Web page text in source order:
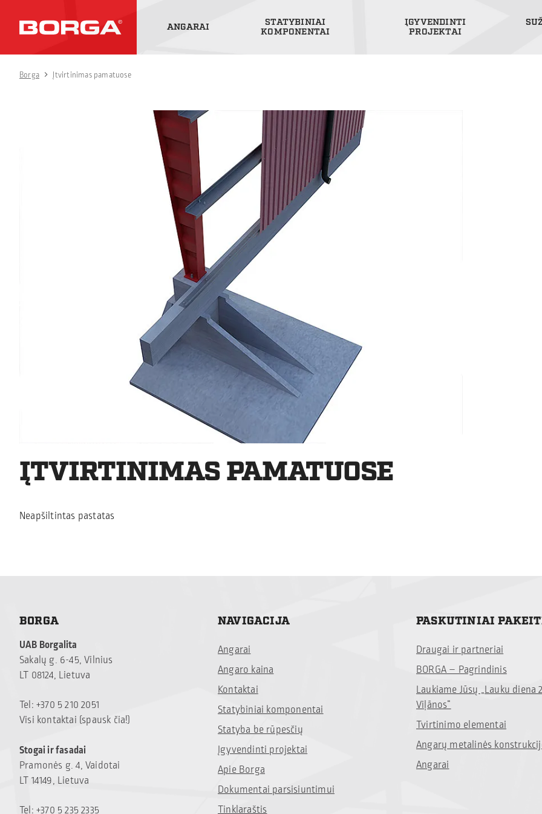
ANGARAI
STATYBINIAI
KOMPONENTAI
ĮGYVENDINTI
PROJEKTAI
Borga Įtvirtinimas pamatuose
ĮTVIRTINIMAS PAMATUOSE
Neapšiltintas pastatas
BORGA
UAB Borgalita
Sakalų g. 6-45, Vilnius
LT 08124, Lietuva
Tel: +370 5 210 2051
Visi kontaktai (spausk čia!)
Stogai ir fasadai
Pramonės g. 4, Vaidotai
LT 14149, Lietuva
Tel: +370 5 235 2335
NAVIGACIJA
Angarai
Angaro kaina
Kontaktai
Statybiniai komponentai
Statyba be rūpesčių
Įgyvendinti projektai
Apie Borga
Dokumentai parsisiuntimui
Tinklaraštis
PASKUTINIAI
Draugai ir partneriai
BORGA – Pagrindinis
Laukiame Jūsų „Lauku diena
Viļānos“
Tvirtinimo elementai
Angarų metalinės
Angarai